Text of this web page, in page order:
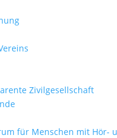
Zivilgesellschaft
für Menschen mit Hör-